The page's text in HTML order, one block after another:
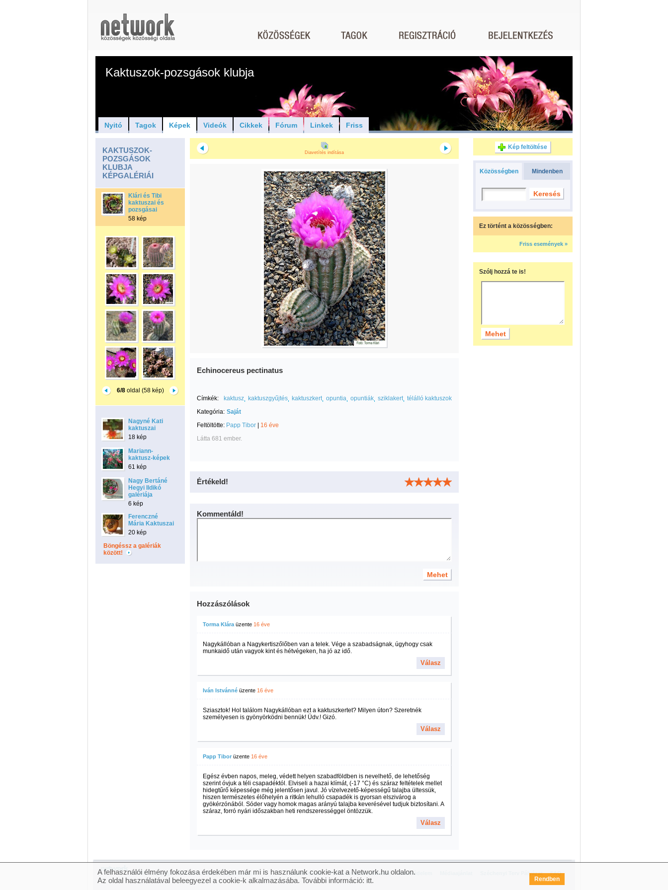
Kaktuszok-pozsgások klubja
Nyitó Tagok Képek Videók Cikkek Fórum Linkek Friss
KAKTUSZOK-
POZSGÁSOK
KLUBJA
KÉPGALÉRIÁI
Klári és Tibi
kaktuszai és
pozsgásai
58 kép
6/8oldal (58 kép)
Nagyné Kati
kaktuszai
18 kép
Mariann-
kaktusz-képek
61 kép
Nagy Bertáné
Hegyi Ildikó
galériája
6 kép
Ferenczné
Mária Kaktuszai
20 kép
Böngéssz a galériák
között!
Diavetítés indítása
Echinocereus pectinatus
Címkék: kaktusz kaktuszgyűjtés kaktuszkert opuntia opuntiák sziklakert télálló kaktuszok
Kategória: Saját
Feltöltötte: Papp Tibor
16 éve
Látta 681 ember.
Értékeld!
Kommentáld!
Hozzászólások
Torma Klára üzente 16 éve
Nagykállóban a Nagykertiszőlőben van a telek. Vége a szabadságnak, úgyhogy csak
munkaidő után vagyok kint és hétvégeken, ha jó az idő.
Válasz
Iván Istvánné üzente 16 éve
Sziasztok! Hol találom Nagykállóban ezt a kaktuszkertet? Milyen úton? Szeretnék
személyesen is gyönyörködni bennük! Üdv.! Gizó.
Válasz
Papp Tibor üzente 16 éve
Egész évben napos, meleg, védett helyen szabadföldben is nevelhető, de lehetőség
szerint óvjuk a téli csapadéktól. Elviseli a hazai klímát, (-17 °C) és száraz feltételek mellet
hidegtűrő képessége még jelentősen javul. Jó vízelvezető-képességű talajba ültessük,
hiszen természetes élőhelyén a ritkán lehulló csapadék is gyorsan elszivárog a
gyökérzónából. Sóder vagy homok magas arányú talajba keverésével tudjuk biztosítani. A
száraz, forró nyári időszakban heti rendszerességgel öntözzük.
Válasz
Kép feltöltése
Közösségben Mindenben
Ez történt a közösségben:
Friss események »
Szólj hozzá te is!
© 2007 Copyright Network.hu Minden jog fenntartva. Impresszum Felhasználási feltételek Adatvédelem Széchenyi Terv Pályázat FAQ
A felhasználói élmény fokozása érdekében már mi is használunk cookie-kat a Network.hu oldalon.
Az oldal használatával beleegyezel a cookie-k alkalmazásába. További információ: itt. Rendben